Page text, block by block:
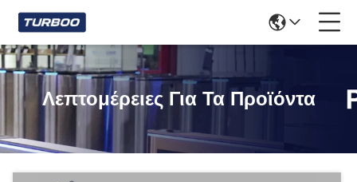
Λεπτομέρειες Για Τα Προϊόντα